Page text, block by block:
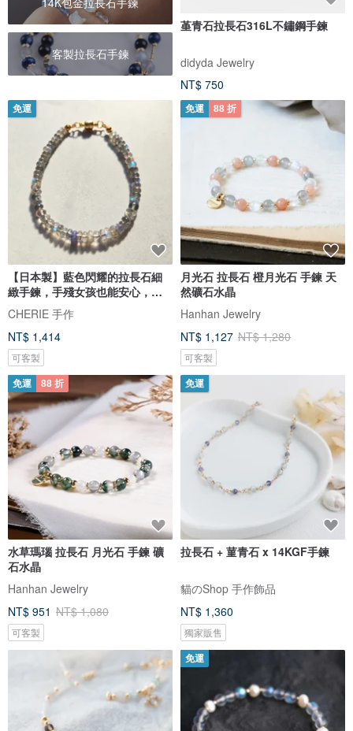
客製拉長石手鍊
堇青石拉長石316L不鏽鋼手鍊
didyda Jewelry
NT$ 750
免運
【日本製】藍色閃耀的拉長石細
緻手鍊，手殘女孩也能安心，零
壓力一觸即成式配戴
CHERIE 手作
NT$ 1,414
可客製
免運 88 折
月光石 拉長石 橙月光石 手鍊 天
然礦石水晶
Hanhan Jewelry
NT$ 1,127 NT$ 1,280
可客製
免運 88 折
水草瑪瑙 拉長石 月光石 手鍊 礦
石水晶
Hanhan Jewelry
NT$ 951 NT$ 1,080
可客製
免運
拉長石 + 菫青石 x 14KGF手鍊
貓のShop 手作飾品
NT$ 1,360
獨家販售
免運